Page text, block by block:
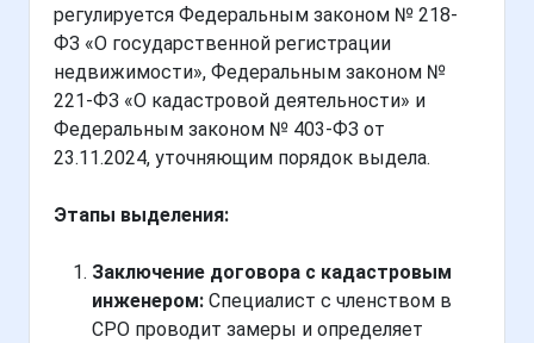
регулируется Федеральным законом № 218-
ФЗ «О государственной регистрации
недвижимости», Федеральным законом №
221-ФЗ «О кадастровой деятельности» и
Федеральным законом № 403-ФЗ от
23.11.2024, уточняющим порядок выдела.
Этапы выделения:
Заключение договора с кадастровым
инженером: Специалист с членством в
СРО проводит замеры и определяет